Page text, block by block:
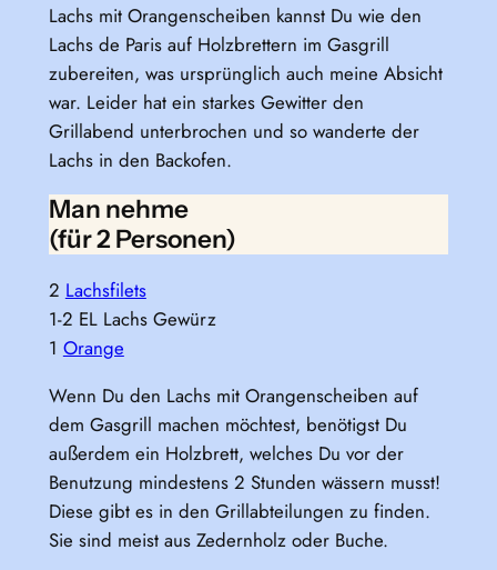
Lachs mit Orangenscheiben kannst Du wie den
Lachs de Paris auf Holzbrettern im Gasgrill
zubereiten, was ursprünglich auch meine Absicht
war. Leider hat ein starkes Gewitter den
Grillabend unterbrochen und so wanderte der
Lachs in den Backofen.
Man nehme
(für 2 Personen)
2 Lachsfilets
1-2 EL Lachs Gewürz
1 Orange
Wenn Du den Lachs mit Orangenscheiben auf
dem Gasgrill machen möchtest, benötigst Du
außerdem ein Holzbrett, welches Du vor der
Benutzung mindestens 2 Stunden wässern musst!
Diese gibt es in den Grillabteilungen zu finden.
Sie sind meist aus Zedernholz oder Buche.